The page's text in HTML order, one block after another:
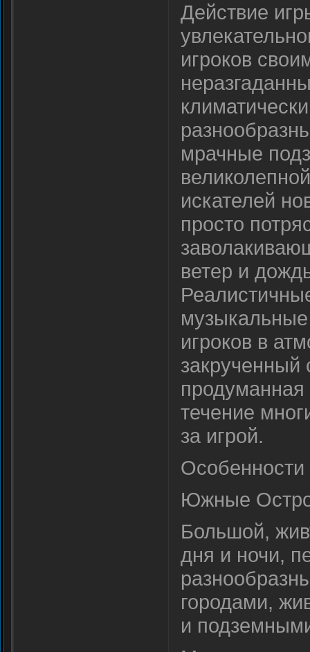
Действие
игроков
мрачные
искателей
просто
ветер и
игроков в
закрученный
продуманная
течение
за игрой.
Особенности
Южные
Большой,
дня и ночи,
городами,
и